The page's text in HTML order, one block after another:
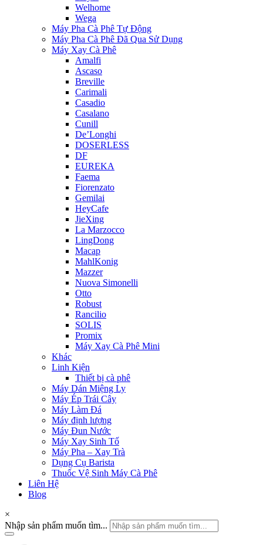
Welhome
Wega
Máy Pha Cà Phê Tự Động
Máy Pha Cà Phê Đã Qua Sử Dụng
Máy Xay Cà Phê
Amalfi
Ascaso
Breville
Carimali
Casadio
Casalano
Cunill
De’Longhi
DOSERLESS
DF
EUREKA
Faema
Fiorenzato
Gemilai
HeyCafe
JieXing
La Marzocco
LingDong
Macap
MahlKonig
Mazzer
Nuova Simonelli
Otto
Robust
Rancilio
SOLIS
Promix
Máy Xay Cà Phê Mini
Khác
Linh Kiện
Thiết bị cà phê
Máy Dán Miệng Ly
Máy Ép Trái Cây
Máy Làm Đá
Máy định lượng
Máy Đun Nước
Máy Xay Sinh Tố
Máy Pha – Xay Trà
Dụng Cụ Barista
Thuốc Vệ Sinh Máy Cà Phê
Liên Hệ
Blog
×
Nhập sản phẩm muốn tìm...